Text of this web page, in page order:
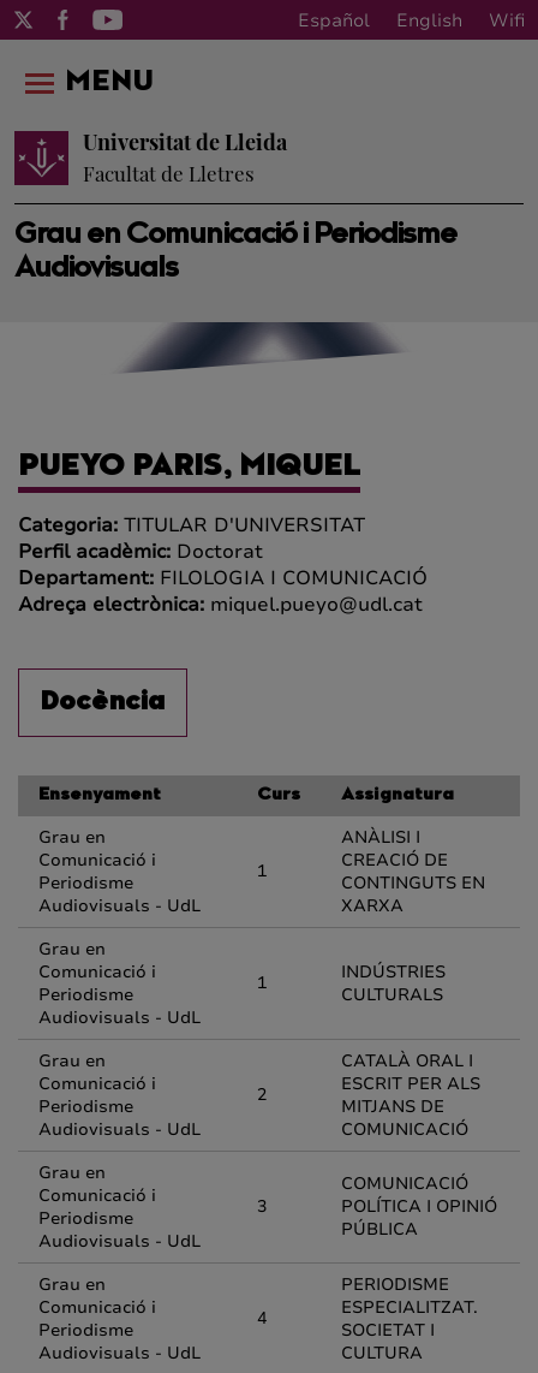
Español English Wifi
Grau en Comunicació i Periodisme
Audiovisuals
Universitat de Lleida
Facultat de Lletres
MENU
PUEYO PARIS, MIQUEL
Categoria: TITULAR D'UNIVERSITAT
Perfil acadèmic: Doctorat
Departament: FILOLOGIA I COMUNICACIÓ
Adreça electrònica: miquel.pueyo@udl.cat
Docència
Ensenyament Curs Assignatura
Grau en
Comunicació i
Periodisme
Audiovisuals - UdL
1
ANÀLISI I
CREACIÓ DE
CONTINGUTS EN
XARXA
Grau en
Comunicació i
Periodisme
Audiovisuals - UdL
1
INDÚSTRIES
CULTURALS
Grau en
Comunicació i
Periodisme
Audiovisuals - UdL
2
CATALÀ ORAL I
ESCRIT PER ALS
MITJANS DE
COMUNICACIÓ
Grau en
Comunicació i
Periodisme
Audiovisuals - UdL
3
COMUNICACIÓ
POLÍTICA I OPINIÓ
PÚBLICA
Grau en
Comunicació i
Periodisme
Audiovisuals - UdL
4
PERIODISME
ESPECIALITZAT.
SOCIETAT I
CULTURA